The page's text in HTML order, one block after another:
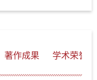
著作成果 学术荣誉